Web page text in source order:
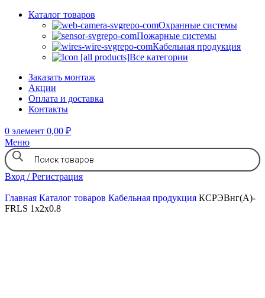
Каталог товаров
Охранные системы
Пожарные системы
Кабельная продукция
Все категории
Заказать монтаж
Акции
Оплата и доставка
Контакты
0 элемент 0,00 ₽
Меню
Вход / Регистрация
Главная Каталог товаров Кабельная продукция КСРЭВнг(А)-
FRLS 1х2х0.8